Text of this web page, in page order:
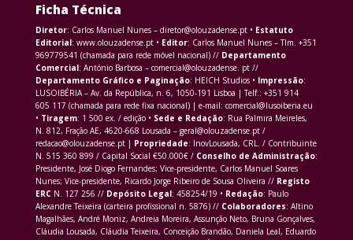
Ficha Técnica
Diretor: Carlos Manuel Nunes – diretor@olouzadense.pt • Estatuto
Editorial: www.olouzadense.pt • Editor: Carlos Manuel Nunes – Tlm. +351
969779541 (chamada para rede móvel nacional) // Departamento
Comercial: António Barbosa – comercial@olouzadense. pt //
Departamento Gráfico e Paginação: HEICH Studios • Impressão:
LUSOIBÉRIA – Av. da República, n. 6, 1050-191 Lisboa | Telf.: +351 914
605 117 (chamada para rede fixa nacional) | e-mail: comercial@lusoiberia.eu
• Tiragem: 1 500 ex. / edição • Sede e Redação: Rua Palmira Meireles,
N. 812, Fração AE, 4620-668 Lousada – geral@olouzadense.pt /
redacao@olouzadense.pt | Propriedade: InovLousada, CRL. / Contribuinte
N. 515 360 899 / Capital Social €50.000€ / Conselho de Administração:
Presidente, José Diogo Fernandes; Vice-presidente, Carlos Manuel Soares
Nunes; Vice-presidente, Ricardo Jorge Ribeiro de Sousa Oliveira // Registo
ERCN. 127 256 // Depósito Legal: 458254/19 • Redação: Paulo
Alexandre Teixeira (carteira profissional n. 5876) // Colaboradores: Altino
Magalhães, André Moniz, Andreia Moreira, Assunção Neto, Bruna Gonçalves,
Cláudia Lousada, Cláudia Teixeira, Conceição Brandão, Daniela Leal, Eduardo